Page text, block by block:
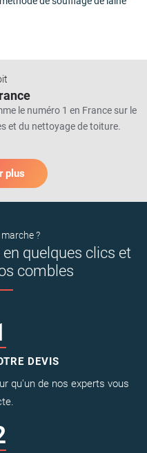
le numéro 1 en France sur le
et du nettoyage de toiture.
plus
?
quelques clics et
combles
DEVIS
qu'un de nos experts vous